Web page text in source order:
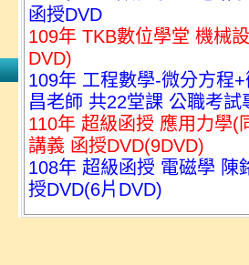
函授DVD
109年 TKB數位學堂 機械
DVD)
109年 工程數學-微分方程
昌老師 共22堂課 公職考
110年 超級函授 應用力學(
講義 函授DVD(9DVD)
108年 超級函授 電磁學 陳
授DVD(6片DVD)